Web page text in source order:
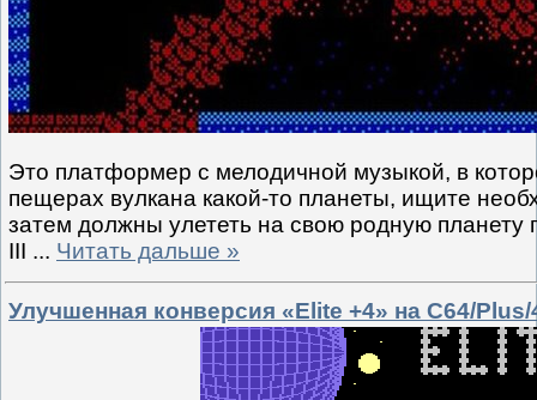
Это платформер с мелодичной музыкой, в
пещерах вулкана какой-то планеты, ищите
затем должны улететь на свою родную планету
III ... Читать дальше »
Улучшенная конверсия «Elite +4» на C64/Plus/